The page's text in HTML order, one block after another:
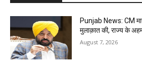
Punjab News: CM
मुलाक़ात की, राज्य के अहम
August 7, 2026